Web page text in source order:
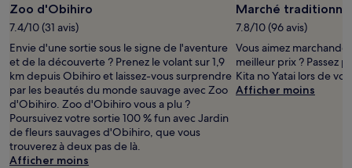
Zoo d'Obihiro
7.4/10 (31 avis)
Envie d'une sortie sous le signe de l'aventure
et de la découverte ? Prenez le volant sur 1,9
km depuis Obihiro et laissez-vous surprendre
par les beautés du monde sauvage avec Zoo
d'Obihiro. Zoo d'Obihiro vous a plu ?
Poursuivez votre sortie 100 % fun avec Jardin
de fleurs sauvages d'Obihiro, que vous
trouverez à deux pas de là.
Afficher moins
Marché
7.8/10 (96 avis)
Vous aimez
meilleur prix ? Passez
Kita no Yatai lors de
Afficher moins